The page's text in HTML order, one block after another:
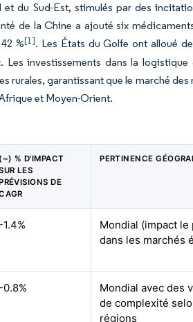
du Sud-Est, stimulés par des
de la Chine a ajouté six
%[1]. Les États du Golfe ont alloué
investissements dans la
rurales, garantissant que le marché
et Moyen-Orient.
(~) % D'IMPACT
LES
DE
PERTINENCE
-1.4%
Mondial (impact le
dans les marchés
-0.8%
Mondial avec des
de complexité
régions